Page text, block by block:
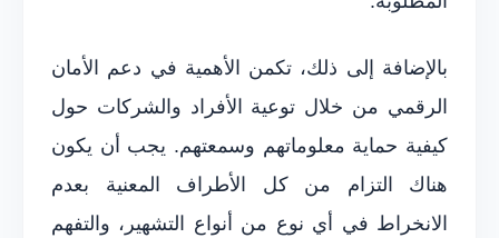
بالإضافة إلى ذلك، تكمن الأهمية في دعم الأمان
الرقمي من خلال توعية الأفراد والشركات حول
كيفية حماية معلوماتهم وسمعتهم. يجب أن يكون
هناك التزام من كل الأطراف المعنية بعدم
الانخراط في أي نوع من أنواع التشهير، والتفهم